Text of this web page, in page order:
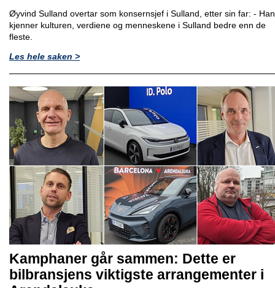
Øyvind Sulland overtar som konsernsjef i Sulland, etter sin far: - Han
kjenner kulturen, verdiene og menneskene i Sulland bedre enn de
fleste.
Les hele saken >
Kamphaner går sammen: Dette er
bilbransjens viktigste arrangementer i